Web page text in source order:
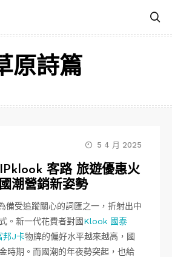
原詩篇
5 4 月 2025
客路 旅遊優惠火
潮營銷新姿勢
備受追蹤關心的詞匯之一，折射出中
。新一代花費者對國Klook 國泰
邦J卡物牌的偏好水平越來越高，國
時期。而國潮的年夜勢突起，也給